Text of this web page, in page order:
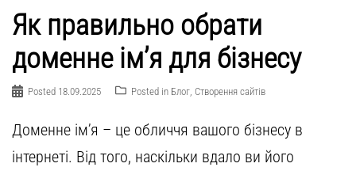
Як правильно обрати
доменне ім’я для бізнесу
Posted 18.09.2025 Posted in Блог, Створення сайтів
Доменне ім’я – це обличчя вашого бізнесу в
інтернеті. Від того, наскільки вдало ви його